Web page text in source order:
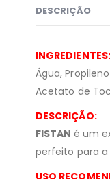
DESCRIÇÃO
INGREDIENTES:
Água,
Acetato de
DESCRIÇÃO:
FISTAN é um
perfeito para